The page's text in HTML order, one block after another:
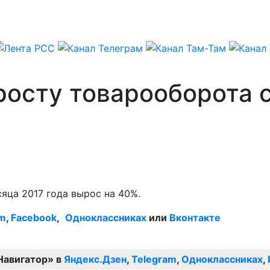
товарооборота
2017 года вырос на 40%.
, Facebook, Одноклассниках или Вконтакте
в Яндекс.Дзен, Telegram, Одноклассниках,